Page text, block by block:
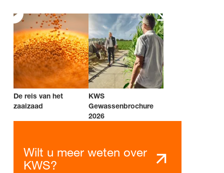
De reis van het
zaaizaad
KWS
Gewassenbrochure
2026
Wilt u meer weten over
KWS?